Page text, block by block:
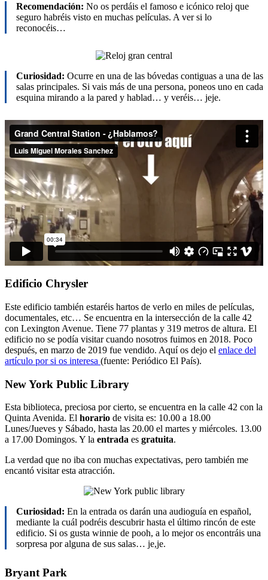
Recomendación: No os perdáis el famoso e icónico reloj que
seguro habréis visto en muchas películas. A ver si lo
reconocéis…
Curiosidad: Ocurre en una de las bóvedas contiguas a una de las
salas principales. Si vais más de una persona, poneos uno en cada
esquina mirando a la pared y hablad… y veréis… jeje.
Edificio Chrysler
Este edificio también estaréis hartos de verlo en miles de películas,
documentales, etc… Se encuentra en la intersección de la calle 42
con Lexington Avenue. Tiene 77 plantas y 319 metros de altura. El
edificio no se podía visitar cuando nosotros fuimos en 2018. Poco
después, en marzo de 2019 fue vendido. Aquí os dejo el enlace del
artículo por si os interesa (fuente: Periódico El País).
New York Public Library
Esta biblioteca, preciosa por cierto, se encuentra en la calle 42 con la
Quinta Avenida. El horario de visita es: 10.00 a 18.00
Lunes/Jueves y Sábado, hasta las 20.00 el martes y miércoles. 13.00
a 17.00 Domingos. Y la entrada es gratuita.
La verdad que no iba con muchas expectativas, pero también me
encantó visitar esta atracción.
Curiosidad: En la entrada os darán una audioguía en español,
mediante la cuál podréis descubrir hasta el último rincón de este
edificio. Si os gusta winnie de pooh, a lo mejor os encontráis una
sorpresa por alguna de sus salas… je,je.
Bryant Park